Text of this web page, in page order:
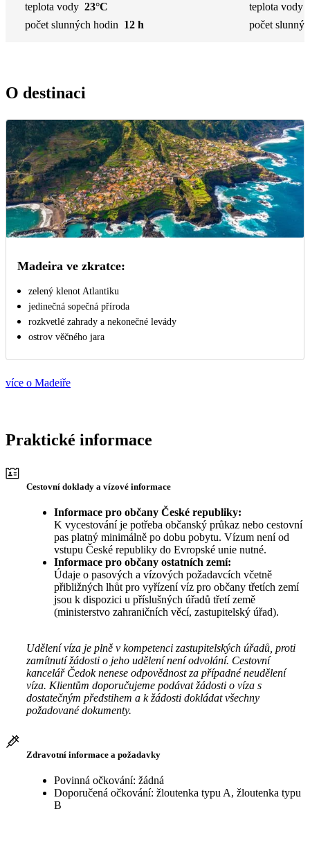
teplota vody 23°C
počet slunných hodin 12 h
teplota vody
počet
O destinaci
Madeira ve zkratce:
zelený klenot Atlantiku
jedinečná sopečná příroda
rozkvetlé zahrady a nekonečné levády
ostrov věčného jara
více o Madeiře
Praktické informace
Cestovní doklady a vízové informace
Informace pro občany České republiky:
K vycestování je potřeba občanský průkaz nebo cestovní
pas platný minimálně po dobu pobytu. Vízum není od
vstupu České republiky do Evropské unie nutné.
Informace pro občany ostatních zemí:
Údaje o pasových a vízových požadavcích včetně
přibližných lhůt pro vyřízení víz pro občany třetích zemí
jsou k dispozici u příslušných úřadů třetí země
(ministerstvo zahraničních věcí, zastupitelský úřad).
Udělení víza je plně v kompetenci zastupitelských úřadů, proti
zamítnutí žádosti o jeho udělení není odvolání. Cestovní
kancelář Čedok nenese odpovědnost za případné neudělení
víza. Klientům doporučujeme podávat žádosti o víza s
dostatečným předstihem a k žádosti dokládat všechny
požadované dokumenty.
Zdravotní informace a požadavky
Povinná očkování: žádná
Doporučená očkování: žloutenka typu A, žloutenka typu
B